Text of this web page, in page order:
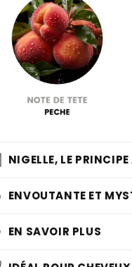
NIGELLE, LE
ENVOUTANTE ET
EN SAVOIR PLUS